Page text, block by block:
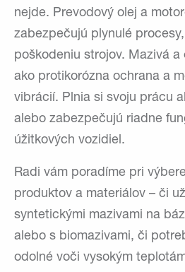
nejde. Prevodový olej a
zabezpečujú plynulé
poškodeniu strojov. Mazivá a
ako protikorózna ochrana a
vibrácií. Plnia si svoju prácu
alebo zabezpečujú riadne
úžitkových vozidiel.
Radi vám poradíme pri
produktov a materiálov – či
syntetickými mazivami na
alebo s biomazivami, či
odolné voči vysokým